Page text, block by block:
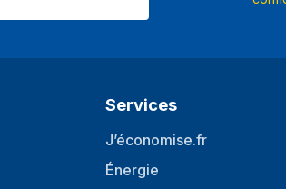
Services
J’économise.fr
Énergie